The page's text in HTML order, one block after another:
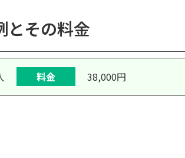
とその料金
料金 38,000円